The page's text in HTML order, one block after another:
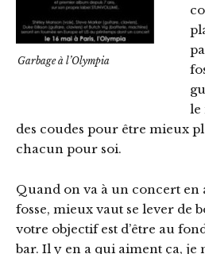
Garbage à l’Olympia
le
des coudes pour être mieux
chacun pour soi.
Quand on va à un concert en
fosse, mieux vaut se lever de
votre objectif est d’être au
bar. Il y en a qui aiment ça, je